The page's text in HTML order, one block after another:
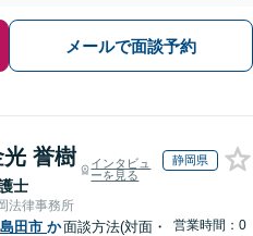
メールで面談予約
光 誉樹
士
インタビュ
ーを見る
静岡県
法律事務所
島田市 か面談方法(対面・
営業時間：0